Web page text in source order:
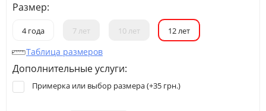
Размер:
4 года 7 лет 10 лет 12 лет
Таблица размеров
Дополнительные услуги:
Примерка или выбор размера (+35 грн.)